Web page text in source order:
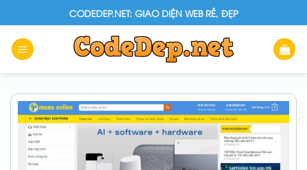
to
content
CODEDEP.NET: GIAO DIỆN WEB RẺ, ĐẸP